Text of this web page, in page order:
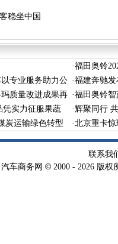
稳坐中国
·福田奥铃
义驱动长效
专业服务助力公 ·福建奔驰发
质量改进成果再 ·福田奥铃
凭实力征服果蔬
·辉聚同行
启航
炭运输绿色转型 ·北京重卡
联系我
汽车商务网 © 2000 - 2026 版权